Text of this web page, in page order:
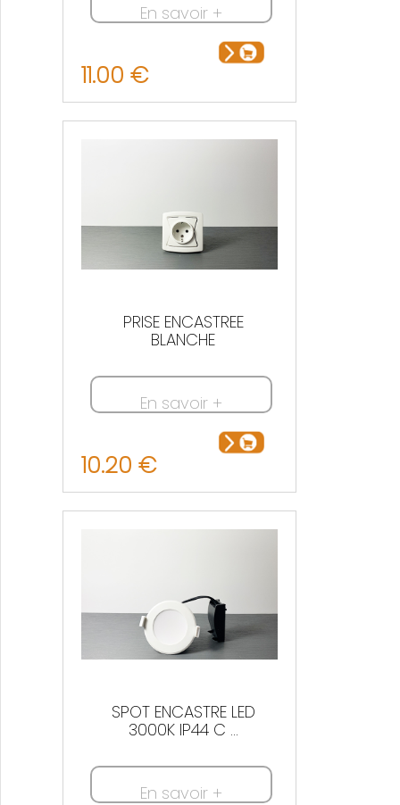
En savoir +
11.00 €
PRISE ENCASTREE
BLANCHE
En savoir +
10.20 €
SPOT ENCASTRE LED
3000K IP44 C ...
En savoir +